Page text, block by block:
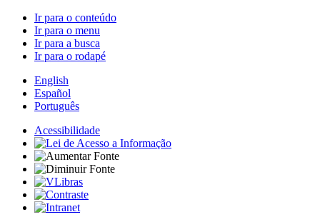
Ir para o conteúdo
Ir para o menu
Ir para a busca
Ir para o rodapé
English
Español
Português
Acessibilidade